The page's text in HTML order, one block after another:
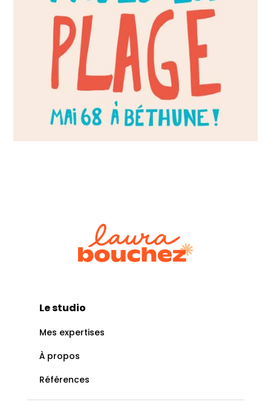
Le studio
Mes expertises
À propos
Références